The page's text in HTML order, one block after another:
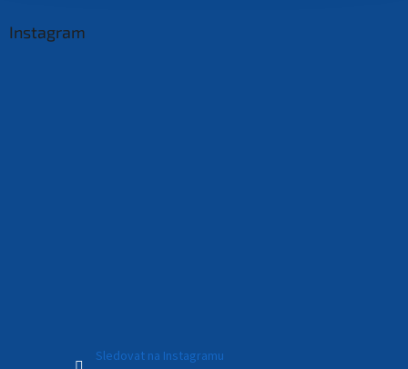
Instagram
Sledovat na Instagramu